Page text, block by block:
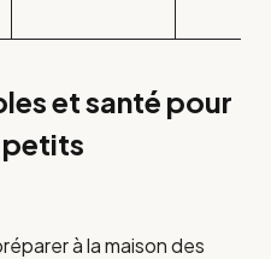
et santé pour
petits
à la maison des